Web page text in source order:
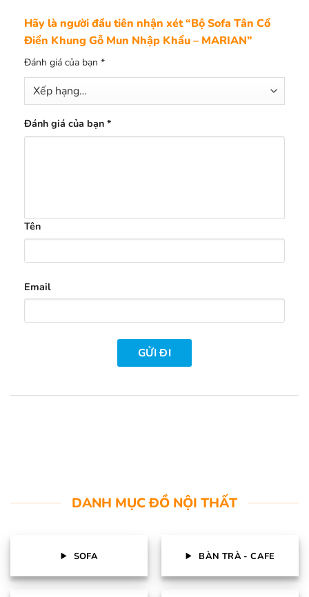
Hãy là người đầu tiên nhận xét “Bộ Sofa Tân Cổ
Điển Khung Gỗ Mun Nhập Khẩu – MARIAN”
Đánh giá của bạn *
Đánh giá của bạn *
Tên
Email
DANH MỤC ĐỒ NỘI THẤT
SOFA BÀN TRÀ - CAFE